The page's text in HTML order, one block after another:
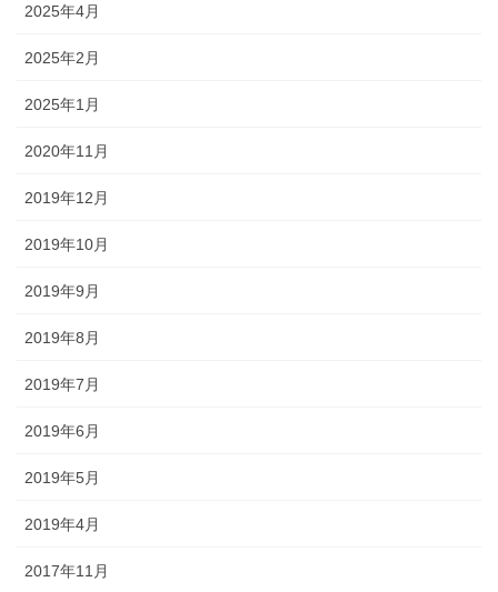
2025年4月
2025年2月
2025年1月
2020年11月
2019年12月
2019年10月
2019年9月
2019年8月
2019年7月
2019年6月
2019年5月
2019年4月
2017年11月